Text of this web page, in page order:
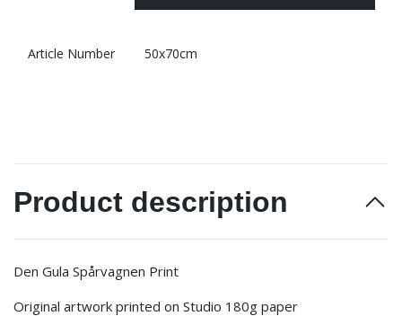
Article Number 50x70cm
Product description
Den Gula Spårvagnen Print
Original artwork printed on Studio 180g paper